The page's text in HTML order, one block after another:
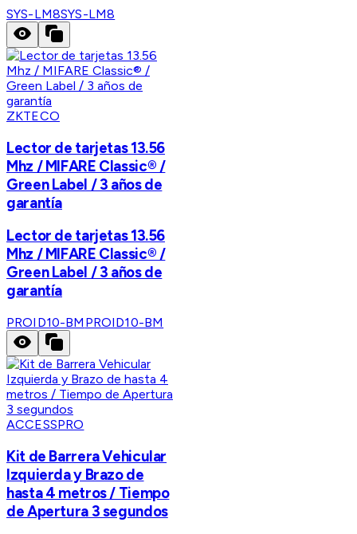
SYS-LM8SYS-LM8
ZKTECO
Lector de tarjetas 13.56
Mhz / MIFARE Classic® /
Green Label / 3 años de
garantía
Lector de tarjetas 13.56
Mhz / MIFARE Classic® /
Green Label / 3 años de
garantía
PROID10-BM PROID10-BM
ACCESSPRO
Kit de Barrera Vehicular
Izquierda y Brazo de
hasta 4 metros / Tiempo
de Apertura 3 segundos